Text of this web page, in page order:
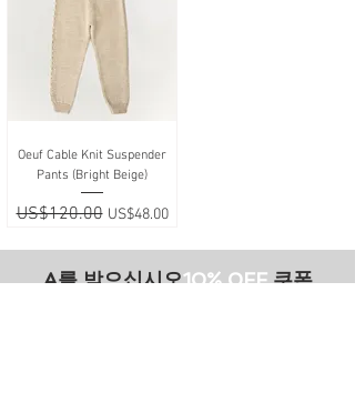
Oeuf Cable Knit Suspender
Pants (Bright Beige)
일반가
US$120.00 할인가
US$48.00
A를 받으십시오10% 0FF 쿠폰